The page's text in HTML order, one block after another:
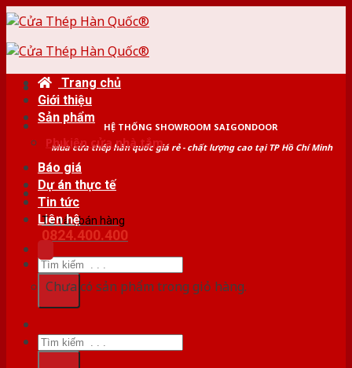
Skip
content
HỆ THỐNG SHOWROOM SAIGONDOOR
Mua cửa thép hàn quốc giá rẻ - chất lượng cao tại TP Hồ Chí Minh
Tư vấn bán hàng
0824.400.400
Tìm
kiếm:
Trang chủ
Giới thiệu
Sản phẩm
Phụ kiện cửa nhà tắm
Báo giá
Dự án thực tế
Tin tức
Liên hệ
Chưa có sản phẩm trong giỏ hàng.
Tìm
kiếm: